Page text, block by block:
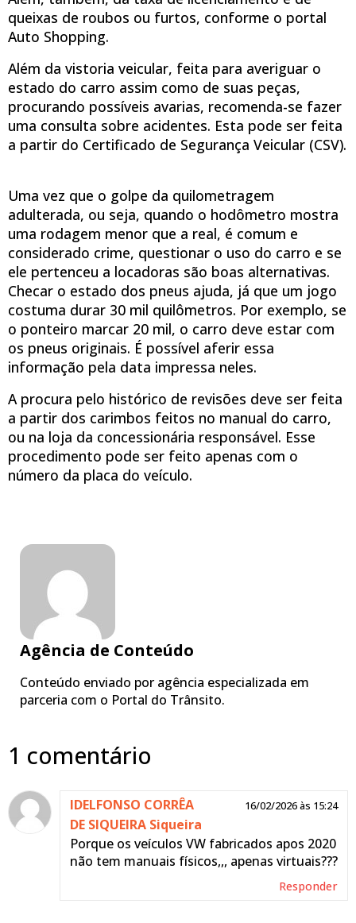
queixas de roubos ou furtos, conforme o portal
Auto Shopping.
Além da vistoria veicular, feita para averiguar o
estado do carro assim como de suas peças,
procurando possíveis avarias, recomenda-se fazer
uma consulta sobre acidentes. Esta pode ser feita
a partir do Certificado de Segurança Veicular (CSV).
Uma vez que o golpe da quilometragem
adulterada, ou seja, quando o hodômetro mostra
uma rodagem menor que a real, é comum e
considerado crime, questionar o uso do carro e se
ele pertenceu a locadoras são boas alternativas.
Checar o estado dos pneus ajuda, já que um jogo
costuma durar 30 mil quilômetros. Por exemplo, se
o ponteiro marcar 20 mil, o carro deve estar com
os pneus originais. É possível aferir essa
informação pela data impressa neles.
A procura pelo histórico de revisões deve ser feita
a partir dos carimbos feitos no manual do carro,
ou na loja da concessionária responsável. Esse
procedimento pode ser feito apenas com o
número da placa do veículo.
Agência de Conteúdo
Conteúdo enviado por agência especializada em
parceria com o Portal do Trânsito.
1 comentário
IDELFONSO CORRÊA
DE SIQUEIRA Siqueira
16/02/2026 às 15:24
Porque os veículos VW fabricados apos 2020
não tem manuais físicos,,, apenas virtuais???
Responder